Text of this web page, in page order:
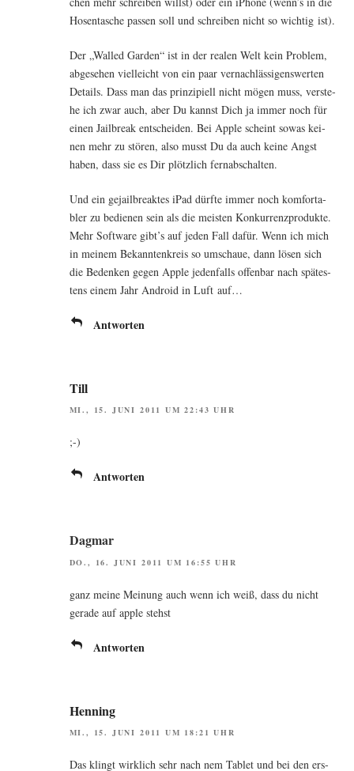
Hosen­ta­sche pas­sen soll und schrei­ben nicht so wich­tig ist).
Der „Wal­led Gar­den“ ist in der rea­len Welt kein Pro­blem,
abge­se­hen viel­leicht von ein paar ver­nach­läs­si­gens­wer­ten
Details. Dass man das prin­zi­pi­ell nicht mögen muss, ver­ste­
he ich zwar auch, aber Du kannst Dich ja immer noch für
einen Jailb­reak ent­schei­den. Bei Apple scheint sowas kei­
nen mehr zu stö­ren, also musst Du da auch kei­ne Angst
haben, dass sie es Dir plötz­lich fernabschalten.
Und ein geja­ilb­re­ak­tes iPad dürf­te immer noch kom­for­ta­
bler zu bedie­nen sein als die meis­ten Kon­kur­renz­pro­duk­te.
Mehr Soft­ware gibt’s auf jeden Fall dafür. Wenn ich mich
in mei­nem Bekann­ten­kreis so umschaue, dann lösen sich
die Beden­ken gegen Apple jeden­falls offen­bar nach spä­tes­
tens einem Jahr Android in Luft auf…
Antworten
Till
MI., 15. JUNI 2011 UM 22:43 UHR
;-)
Antworten
Dagmar
DO., 16. JUNI 2011 UM 16:55 UHR
ganz mei­ne Mei­nung auch wenn ich weiß, dass du nicht
gera­de auf apple stehst
Antworten
Henning
MI., 15. JUNI 2011 UM 18:21 UHR
Das klingt wirk­lich sehr nach nem Tablet und bei den ers­